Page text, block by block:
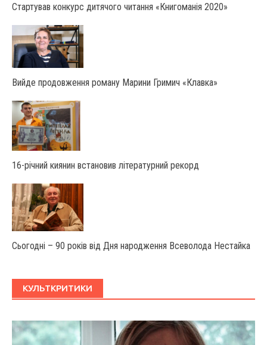
Стартував конкурс дитячого читання «Книгоманія 2020»
Вийде продовження роману Марини Гримич «Клавка»
16-річний киянин встановив літературний рекорд
Сьогодні – 90 років від Дня народження Всеволода Нестайка
КУЛЬТКРИТИКИ